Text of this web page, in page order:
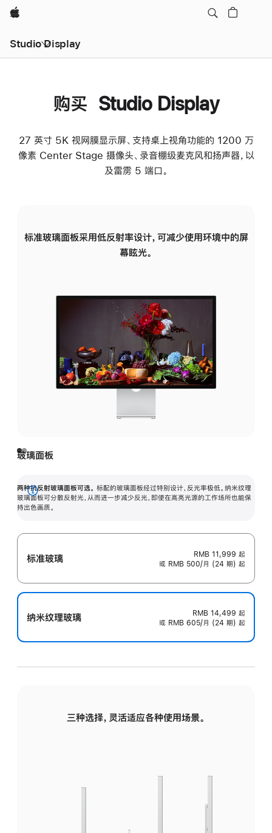
Apple
Studio Display
购买 Studio Display
27 英寸 5K 视网膜显示屏、支持桌上视角功能的 1200 万
像素 Center Stage 摄像头、录音棚级麦克风和扬声器，以
及雷雳 5 端口。
标准玻璃面板采用低反射率设计，可减少使用环境中的屏
幕眩光。
玻璃面板
两种抗反射玻璃面板可选。 标配的玻璃面板经过特别设计，反光率极低。纳米纹理
玻璃面板可分散反射光，从而进一步减少反光，即使在高亮光源的工作场所也能保
持出色画质。
展
开
标准玻璃 RMB 11,999 起
或 RMB 500/月 (24 期) 起
纳米纹理玻璃 RMB 14,499 起
或 RMB 605/月 (24 期) 起
三种选择，灵活适应各种使用场景。